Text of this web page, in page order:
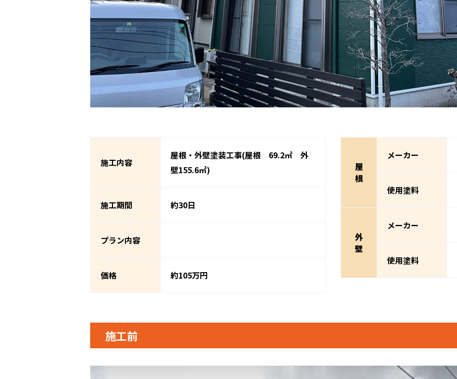
施工内容
屋根・外壁塗装工事(屋根 69.2㎡ 外
壁155.6㎡)
施工期間 約30日
プラン内容
価格 約105万円
屋
根
メーカー
使用塗料
外
壁
メーカー
使用塗料
施工前